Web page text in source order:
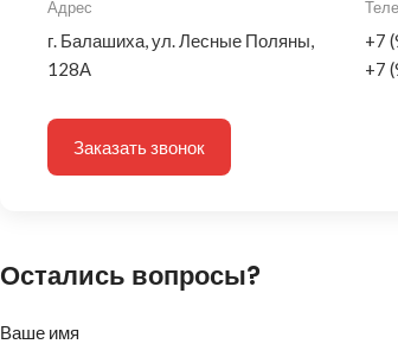
Адрес
г. Балашиха, ул. Лесные Поляны,
128А
+7
+7
Заказать звонок
Остались вопросы?
Ваше имя